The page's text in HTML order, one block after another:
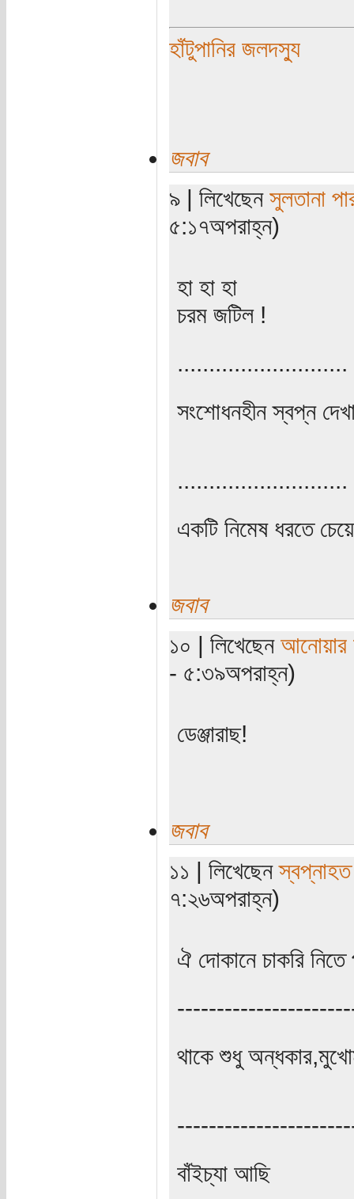
হাঁটুপানির জলদস্যু
জবাব
৯ | লিখেছেন সুলতানা
৫:১৭অপরাহ্ন)
হা হা হা
চরম জটিল !
...........................
সংশোধনহীন স্বপ্ন
...........................
একটি নিমেষ ধরতে
জবাব
১০ | লিখেছেন আনোয়ার
- ৫:৩৯অপরাহ্ন)
ডেঞ্জারাছ!
জবাব
১১ | লিখেছেনস্বপ্নাহত
৭:২৬অপরাহ্ন)
ঐ দোকানে চাকরি নিতে
থাকে শুধু
বাঁইচ্যা আছি